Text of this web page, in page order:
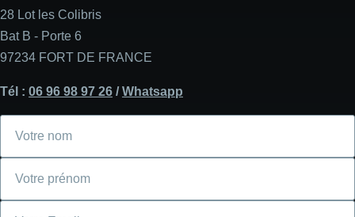
28 Lot les Colibris
Bat B - Porte 6
97234 FORT DE FRANCE
Tél : 06 96 98 97 26 / Whatsapp